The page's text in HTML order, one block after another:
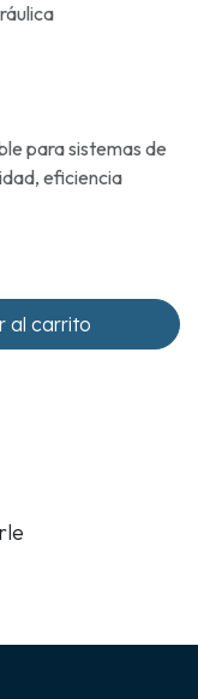
para sistemas de
eficiencia
al carrito